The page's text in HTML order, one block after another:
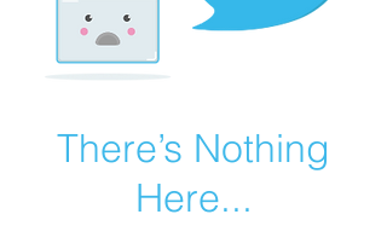
There’s Nothing
Here...